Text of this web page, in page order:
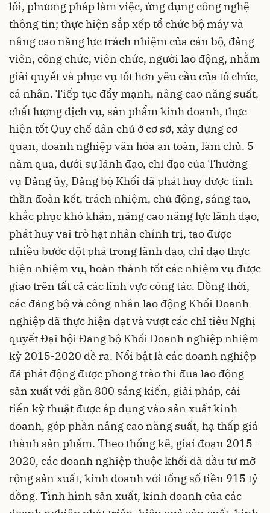
lối, phương pháp làm việc, ứng dụng công nghệ
thông tin; thực hiện sắp xếp tổ chức bộ máy và
nâng cao năng lực trách nhiệm của cán bộ, đảng
viên, công chức, viên chức, người lao động, nhằm
giải quyết và phục vụ tốt hơn yêu cầu của tổ chức,
cá nhân. Tiếp tục đẩy mạnh, nâng cao năng suất,
chất lượng dịch vụ, sản phẩm kinh doanh, thực
hiện tốt Quy chế dân chủ ở cơ sở, xây dựng cơ
quan, doanh nghiệp văn hóa an toàn, làm chủ. 5
năm qua, dưới sự lãnh đạo, chỉ đạo của Thường
vụ Đảng ủy, Đảng bộ Khối đã phát huy được tinh
thần đoàn kết, trách nhiệm, chủ động, sáng tạo,
khắc phục khó khăn, nâng cao năng lực lãnh đạo,
phát huy vai trò hạt nhân chính trị, tạo được
nhiều bước đột phá trong lãnh đạo, chỉ đạo thực
hiện nhiệm vụ, hoàn thành tốt các nhiệm vụ được
giao trên tất cả các lĩnh vực công tác. Đồng thời,
các đảng bộ và công nhân lao động Khối Doanh
nghiệp đã thực hiện đạt và vượt các chỉ tiêu Nghị
quyết Đại hội Đảng bộ Khối Doanh nghiệp nhiệm
kỳ 2015-2020 đề ra. Nổi bật là các doanh nghiệp
đã phát động được phong trào thi đua lao động
sản xuất với gần 800 sáng kiến, giải pháp, cải
tiến kỹ thuật được áp dụng vào sản xuất kinh
doanh, góp phần nâng cao năng suất, hạ thấp giá
thành sản phẩm. Theo thống kê, giai đoạn 2015 -
2020, các doanh nghiệp thuộc khối đã đầu tư mở
rộng sản xuất, kinh doanh với tổng số tiền 915 tỷ
đồng. Tình hình sản xuất, kinh doanh của các